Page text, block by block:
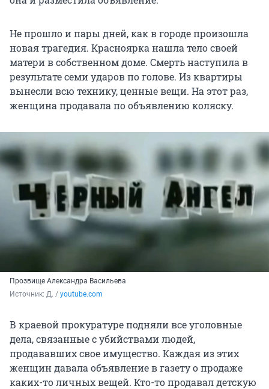
Не прошло и пары дней, как в городе произошла
новая трагедия. Красноярка нашла тело своей
матери в собственном доме. Смерть наступила в
результате семи ударов по голове. Из квартиры
вынесли всю технику, ценные вещи. На этот раз,
женщина продавала по объявлению коляску.
Прозвище Александра Васильева
Источник: Д. / youtube.com
В краевой прокуратуре подняли все уголовные
дела, связанные с убийствами людей,
продававших свое имущество. Каждая из этих
женщин давала объявление в газету о продаже
каких-то личных вещей. Кто-то продавал детскую